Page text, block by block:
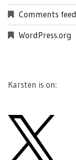
Comments feed
WordPress.org
Karsten is on: